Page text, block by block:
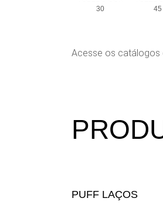
30
45
Acesse os catálogos
PUFF LAÇOS